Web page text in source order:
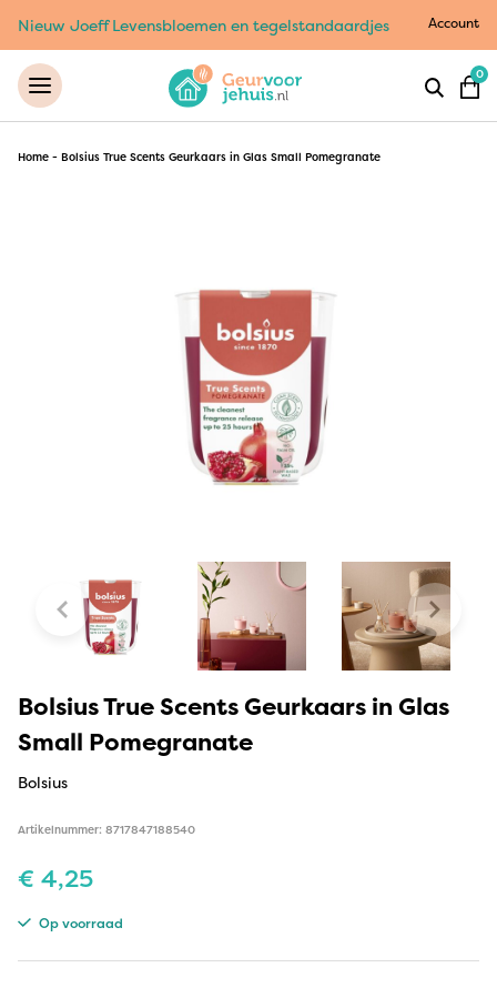
Nieuw Joeff Levensbloemen en tegelstandaardjes Account
0
Home - Bolsius True Scents Geurkaars in Glas Small Pomegranate
Bolsius True Scents Geurkaars in Glas
Small Pomegranate
Bolsius
Artikelnummer: 8717847188540
€ 4,25
Op voorraad